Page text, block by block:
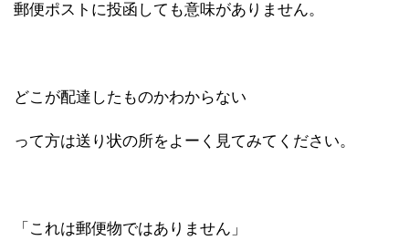
郵便ポストに投函しても意味がありません。
どこが配達したものかわからない
って方は送り状の所をよーく見てみてください。
「これは郵便物ではありません」